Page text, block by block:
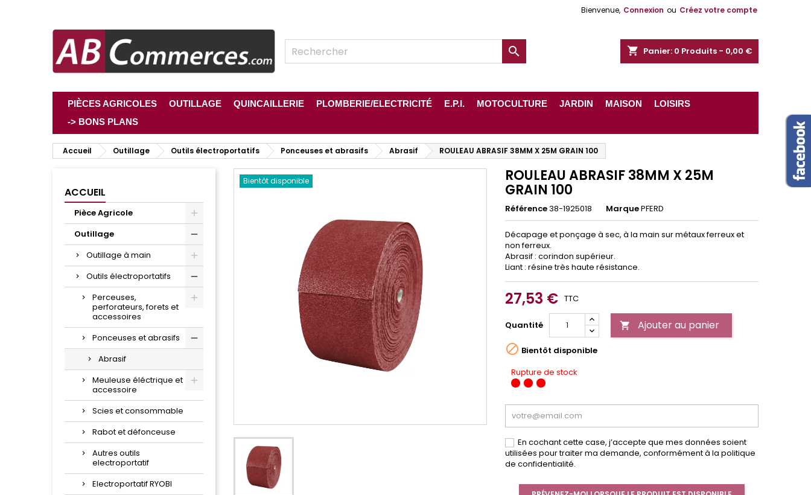
Bienvenue, Connexion ou Créez votre compte
shopping_cart Panier: 0 Produits - 0,00 €

PIÈCES AGRICOLES OUTILLAGE QUINCAILLERIE PLOMBERIE/ELECTRICITÉ E.P.I. MOTOCULTURE JARDIN MAISON
LOISIRS
-> BONS PLANS
Accueil Outillage Outils électroportatifs Ponceuses et abrasifs Abrasif ROULEAU ABRASIF 38MM X 25M GRAIN 100
ACCUEIL
Pièce Agricole
Outillage
Outillage à main
Outils électroportatifs
Perceuses,
perforateurs, forets et
accessoires
Ponceuses et abrasifs
Abrasif
Meuleuse éléctrique et
accessoire
Scies et consommable
Rabot et défonceuse
Autres outils
electroportatif
Electroportatif RYOBI
Bientôt disponible ROULEAU ABRASIF 38MM X 25M
GRAIN 100
Référence38-1925018 MarquePFERD
Décapage et ponçage à sec, à la main sur métaux ferreux et
non ferreux.
Abrasif : corindon supérieur.
Liant : résine très haute résistance.
27,53 € TTC
Quantité  Ajouter au panier
 Bientôt disponible
Rupture de stock
En cochant cette case, j’accepte que mes données soient
utilisées pour traiter ma demande, conformément à la politique
de confidentialité.